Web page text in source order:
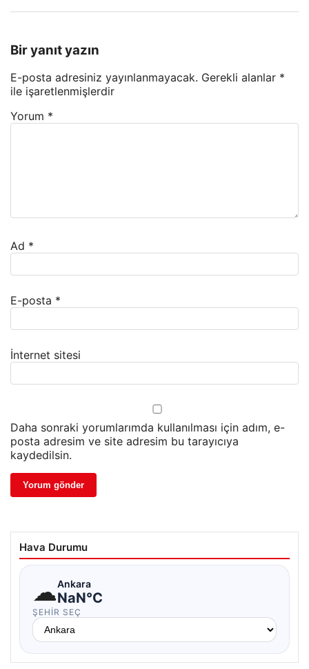
Bir yanıt yazın
E-posta adresiniz yayınlanmayacak. Gerekli alanlar *
ile işaretlenmişlerdir
Yorum *
Ad *
E-posta *
İnternet sitesi
Daha sonraki yorumlarımda kullanılması için adım, e-
posta adresim ve site adresim bu tarayıcıya
kaydedilsin.
Hava Durumu
☁Ankara
NaN°C
ŞEHIR SEÇ